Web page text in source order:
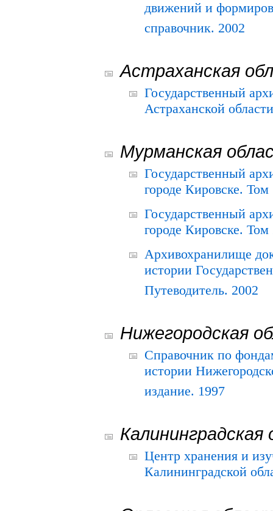
движений и
справочник. 2002
Астраханская
Государственный
Астраханской
Мурманская
Государственный
городе Кировске.
Государственный
городе Кировске.
Архивохранилище
истории
Путеводитель. 2002
Нижегородская
Справочник по
истории
издание. 1997
Калининградская
Центр хранения и
Калининградской